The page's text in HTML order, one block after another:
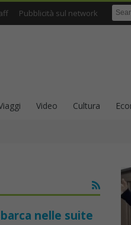
Pubblicità sul network
Video Cultura
ricerca sull’identità
nelle suite